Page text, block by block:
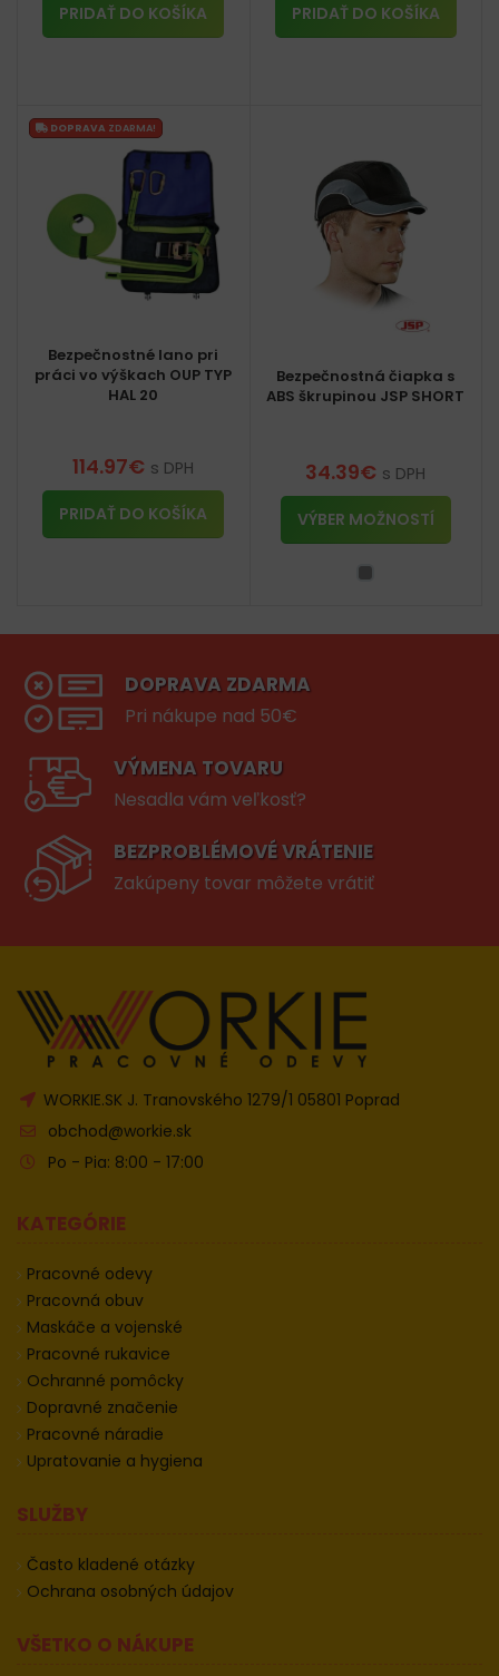
PRIDAŤ DO KOŠÍKA PRIDAŤ DO KOŠÍKA
DOPRAVA ZDARMA!
Bezpečnostné lano pri
práci vo výškach OUP TYP
HAL 20
114.97€ s DPH
PRIDAŤ DO KOŠÍKA
Bezpečnostná čiapka s
ABS škrupinou JSP SHORT
34.39€ s DPH
VÝBER MOŽNOSTÍ
DOPRAVA ZDARMA
Pri nákupe nad 50€
VÝMENA TOVARU
Nesadla vám veľkosť?
BEZPROBLÉMOVÉ VRÁTENIE
Zakúpeny tovar môžete vrátiť
WORKIE.SK J. Tranovského 1279/1 05801 Poprad
obchod@workie.sk
Po - Pia: 8:00 - 17:00
KATEGÓRIE
Pracovné odevy
Pracovná obuv
Maskáče a vojenské
Pracovné rukavice
Ochranné pomôcky
Dopravné značenie
Pracovné náradie
Upratovanie a hygiena
SLUŽBY
Často kladené otázky
Ochrana osobných údajov
VŠETKO O NÁKUPE